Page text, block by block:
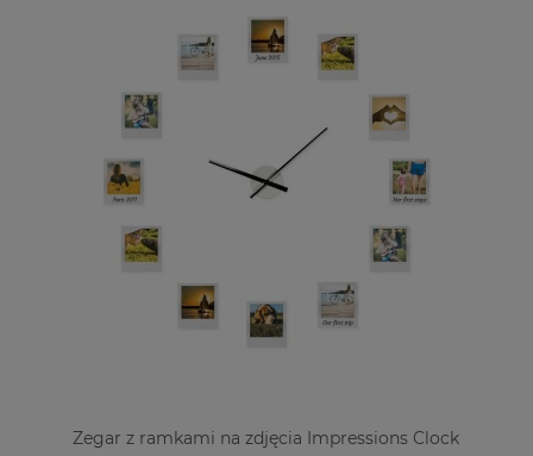
Zegar z ramkami na zdjęcia Impressions Clock